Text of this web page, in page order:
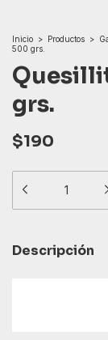
Inicio > Productos >
500 grs.
grs.
$190
Descripción